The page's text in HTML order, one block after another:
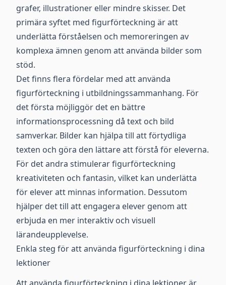
grafer, illustrationer eller mindre skisser. Det
primära syftet med figurförteckning är att
underlätta förståelsen och memoreringen av
komplexa ämnen genom att använda bilder som
stöd.
Det finns flera fördelar med att använda
figurförteckning i utbildningssammanhang. För
det första möjliggör det en bättre
informationsprocessning då text och bild
samverkar. Bilder kan hjälpa till att förtydliga
texten och göra den lättare att förstå för eleverna.
För det andra stimulerar figurförteckning
kreativiteten och fantasin, vilket kan underlätta
för elever att minnas information. Dessutom
hjälper det till att engagera elever genom att
erbjuda en mer interaktiv och visuell
lärandeupplevelse.
Enkla steg för att använda figurförteckning i dina
lektioner